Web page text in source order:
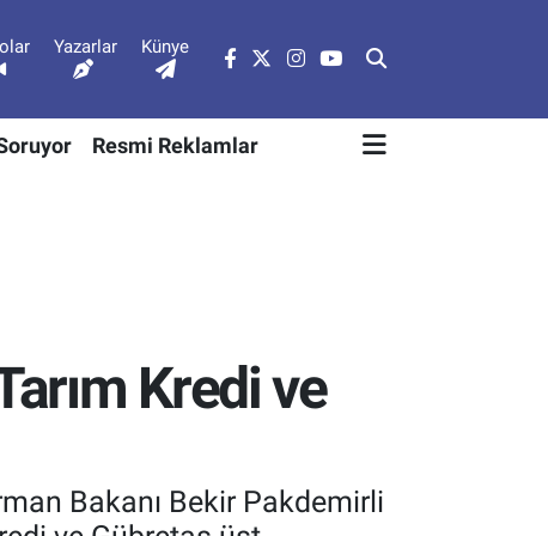
Yazarlar Künye
Resmi Reklamlar
Kredi ve
Bakanı Bekir Pakdemirli